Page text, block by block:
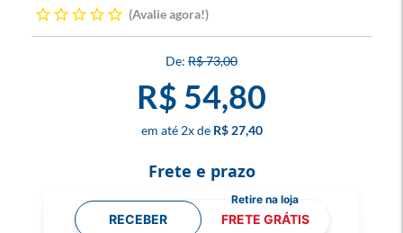
Avalie agora!
R$ 73,00
R$ 54,80
2x R$ 27,40
Frete e prazo
RECEBER FRETE GRÁTIS